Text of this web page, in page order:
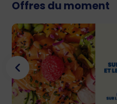
Offres du moment